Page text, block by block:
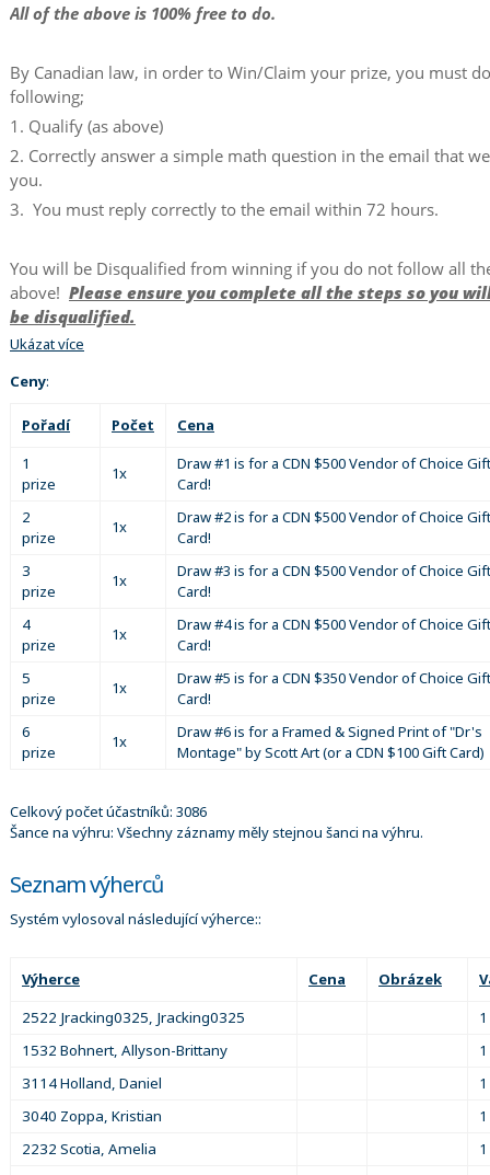
All of the above is 100% free to do.
By Canadian law, in order to Win/Claim your prize, you must
following;
1. Qualify (as above)
2. Correctly answer a simple math question in the email that
you.
3. You must reply correctly to the email within 72 hours.
You will be Disqualified from winning if you do not follow all
above! Please ensure you complete all the steps so you
be disqualified.
Ukázat více
Ceny:
Pořadí Počet
Cena
1
prize
1x
Draw #1 is for a CDN $500 Vendor of Choice Gift
Card!
2
prize
1x
Draw #2 is for a CDN $500 Vendor of Choice Gift
Card!
3
prize
1x
Draw #3 is for a CDN $500 Vendor of Choice Gift
Card!
4
prize
1x
Draw #4 is for a CDN $500 Vendor of Choice Gift
Card!
5
prize
1x
Draw #5 is for a CDN $350 Vendor of Choice Gift
Card!
6
prize
1x
Draw #6 is for a Framed & Signed Print of "Dr's
Montage" by Scott Art (or a CDN $100 Gift Card)
Celkový počet účastníků: 3086
Šance na výhru: Všechny záznamy měly stejnou šanci na výhru.
Seznam výherců
Systém vylosoval následující výherce::
Výherce Cena Obrázek
2522 Jracking0325, Jracking0325
1
1532 Bohnert, Allyson-Brittany
1
3114 Holland, Daniel
1
3040 Zoppa, Kristian
1
2232 Scotia, Amelia
1